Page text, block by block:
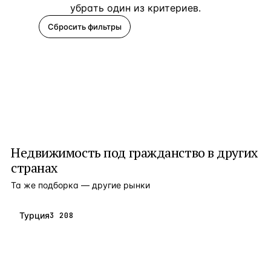
убрать один из критериев.
Сбросить фильтры
Недвижимость под гражданствов других
странах
Та же подборка — другие рынки
Турция3 208